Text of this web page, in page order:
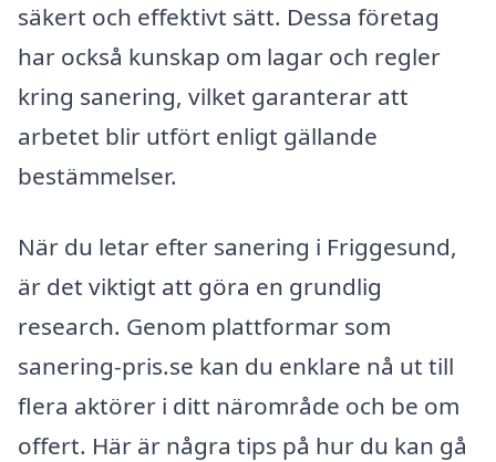
säkert och effektivt sätt. Dessa företag
har också kunskap om lagar och regler
kring sanering, vilket garanterar att
arbetet blir utfört enligt gällande
bestämmelser.
När du letar efter sanering i Friggesund,
är det viktigt att göra en grundlig
research. Genom plattformar som
sanering-pris.se kan du enklare nå ut till
flera aktörer i ditt närområde och be om
offert. Här är några tips på hur du kan gå